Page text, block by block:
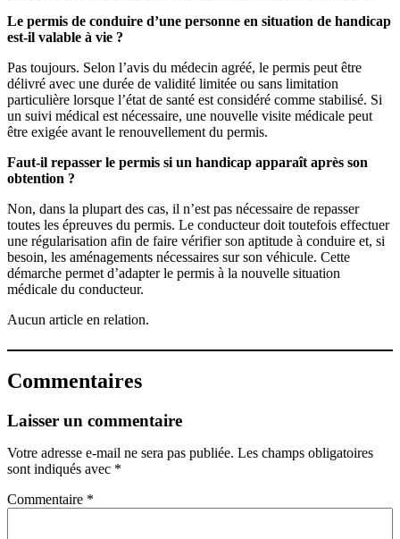
Le permis de conduire d’une personne en situation de handicap
est-il valable à vie ?
Pas toujours. Selon l’avis du médecin agréé, le permis peut être
délivré avec une durée de validité limitée ou sans limitation
particulière lorsque l’état de santé est considéré comme stabilisé. Si
un suivi médical est nécessaire, une nouvelle visite médicale peut
être exigée avant le renouvellement du permis.
Faut-il repasser le permis si un handicap apparaît après son
obtention ?
Non, dans la plupart des cas, il n’est pas nécessaire de repasser
toutes les épreuves du permis. Le conducteur doit toutefois effectuer
une régularisation afin de faire vérifier son aptitude à conduire et, si
besoin, les aménagements nécessaires sur son véhicule. Cette
démarche permet d’adapter le permis à la nouvelle situation
médicale du conducteur.
Aucun article en relation.
Commentaires
Laisser un commentaire
Votre adresse e-mail ne sera pas publiée. Les champs obligatoires
sont indiqués avec *
Commentaire *